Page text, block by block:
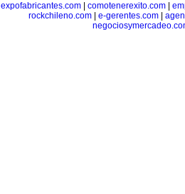
expofabricantes.com| comotenerexito.com|
rockchileno.com| e-gerentes.com|